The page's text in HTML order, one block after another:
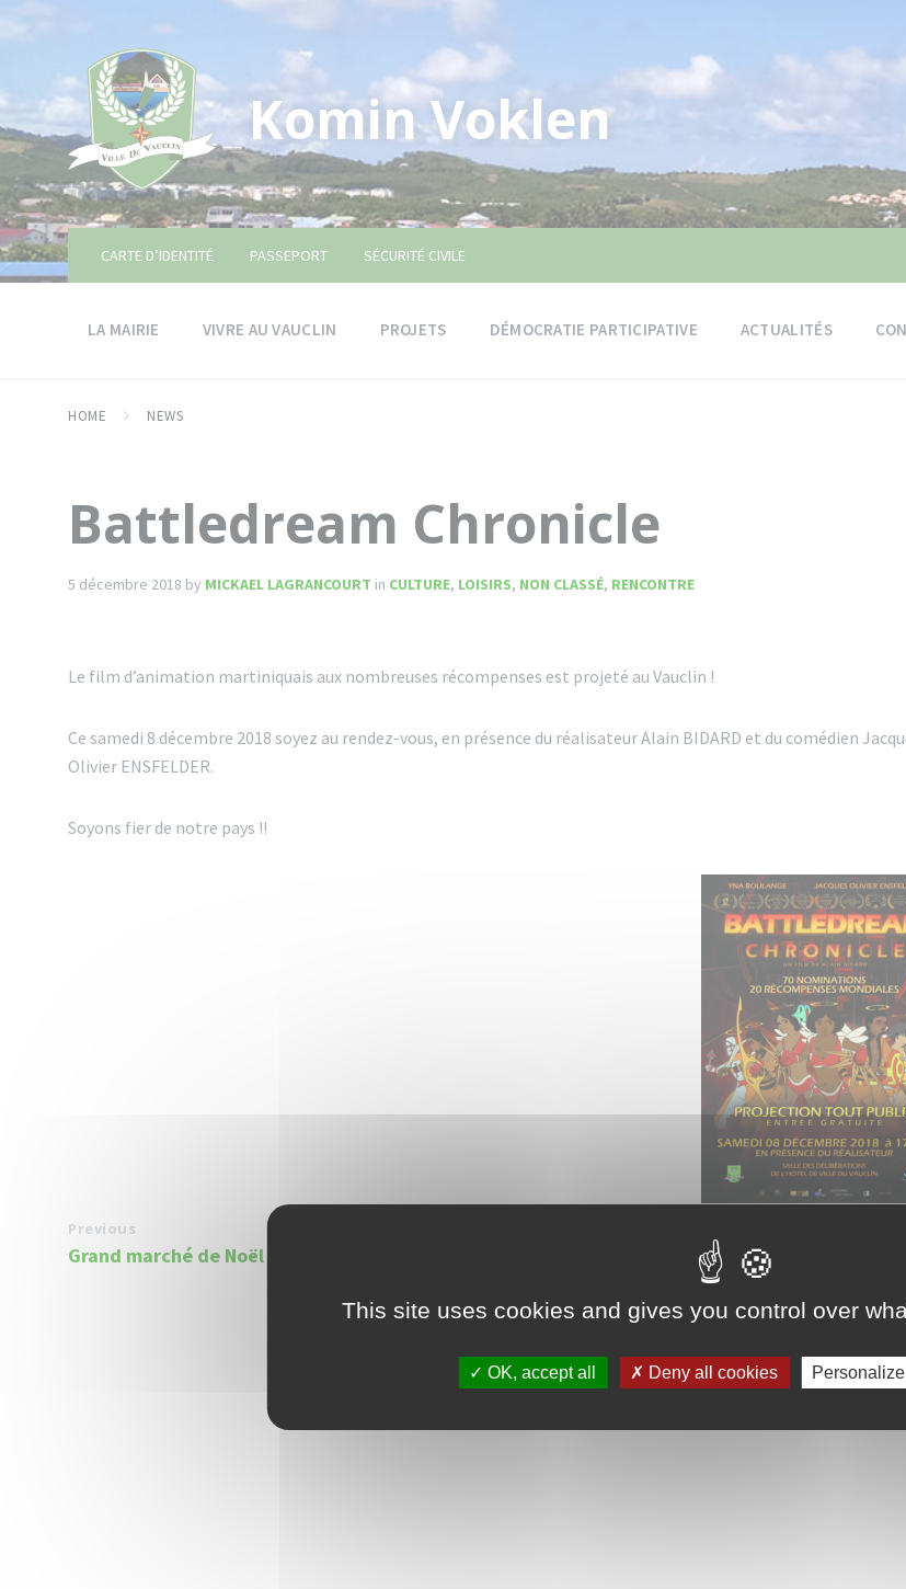
Komin Voklen
CARTE D’IDENTITÉ PASSEPORT SÉCURITÉ CIVILE
LA MAIRIE VIVRE AU VAUCLIN PROJETS DÉMOCRATIE PARTICIPATIVE ACTUALITÉS
HOME NEWS
Battledream Chronicle
5 décembre 2018 by MICKAEL LAGRANCOURT in CULTURE, LOISIRS, NON CLASSÉ, RENCONTRE
Le film d’animation martiniquais aux nombreuses récompenses est projeté au Vauclin !
Ce samedi 8 décembre 2018 soyez au rendez-vous, en présence du réalisateur Alain BIDARD et du comédien
Olivier ENSFELDER.
Soyons fier de notre pays !!
Previous
Grand marché de Noël Marché local "MACHAN'N
This site uses cookies and gives you control over
OK, accept all Deny all cookies Personalize